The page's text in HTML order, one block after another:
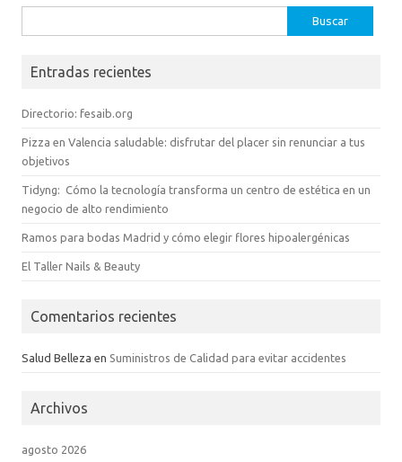
Entradas recientes
Directorio: fesaib.org
Pizza en Valencia saludable: disfrutar del placer sin renunciar a tus
objetivos
Tidyng: Cómo la tecnología transforma un centro de estética en un
negocio de alto rendimiento
Ramos para bodas Madrid y cómo elegir flores hipoalergénicas
El Taller Nails & Beauty
Comentarios recientes
Salud Belleza en Suministros de Calidad para evitar accidentes
Archivos
agosto 2026